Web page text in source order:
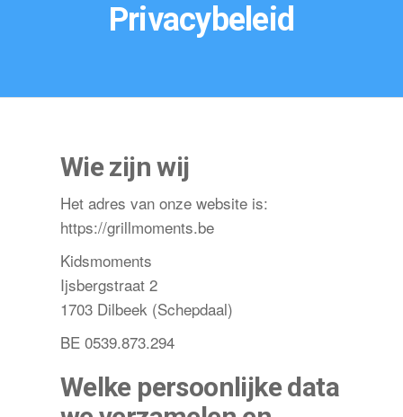
Privacybeleid
Wie zijn wij
Het adres van onze website is:
https://grillmoments.be
Kidsmoments
Ijsbergstraat 2
1703 Dilbeek (Schepdaal)
BE 0539.873.294
Welke persoonlijke data